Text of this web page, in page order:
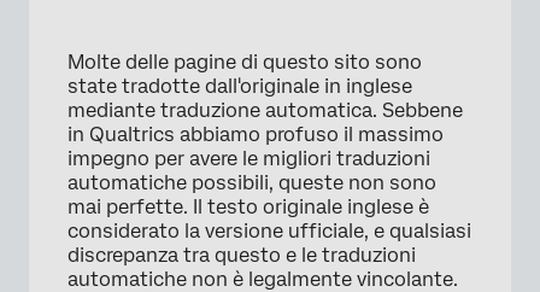
Molte delle pagine di questo sito sono
state tradotte dall'originale in inglese
mediante traduzione automatica. Sebbene
in Qualtrics abbiamo profuso il massimo
impegno per avere le migliori traduzioni
automatiche possibili, queste non sono
mai perfette. Il testo originale inglese è
considerato la versione ufficiale, e qualsiasi
discrepanza tra questo e le traduzioni
automatiche non è legalmente vincolante.